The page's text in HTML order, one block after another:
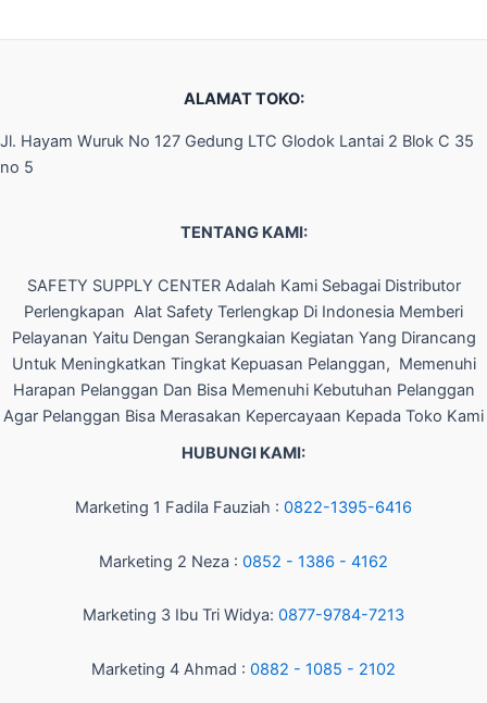
ALAMAT TOKO:
Jl. Hayam Wuruk No 127 Gedung LTC Glodok Lantai 2 Blok C 35
no 5
TENTANG KAMI:
SAFETY SUPPLY CENTER Adalah Kami Sebagai Distributor
Perlengkapan Alat Safety Terlengkap Di Indonesia Memberi
Pelayanan Yaitu Dengan Serangkaian Kegiatan Yang Dirancang
Untuk Meningkatkan Tingkat Kepuasan Pelanggan, Memenuhi
Harapan Pelanggan Dan Bisa Memenuhi Kebutuhan Pelanggan
Agar Pelanggan Bisa Merasakan Kepercayaan Kepada Toko Kami
HUBUNGI KAMI:
Marketing 1 Fadila Fauziah : 0822-1395-6416
Marketing 2 Neza : 0852 - 1386 - 4162
Marketing 3 Ibu Tri Widya: 0877-9784-7213
Marketing 4 Ahmad : 0882 - 1085 - 2102